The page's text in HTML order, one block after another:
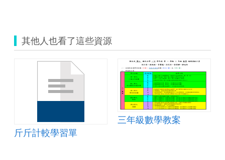
其他人也看了這些資源
斤斤計較學習單
三年級數學教案